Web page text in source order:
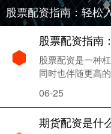
股票配资指南：轻松
股票配资是一种
同时也伴随更高
06-25